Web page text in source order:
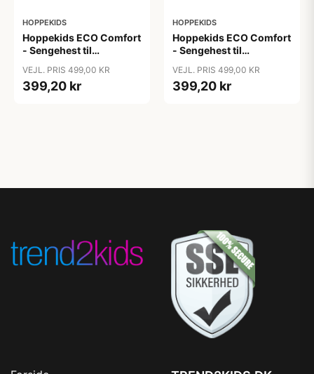
HOPPEKIDS
Hoppekids ECO Comfort
- Sengehest til
VEJL. PRIS 499,00 KR
399,20 kr
HOPPEKIDS
Hoppekids ECO Comfort
- Sengehest til
VEJL. PRIS 499,00 KR
399,20 kr